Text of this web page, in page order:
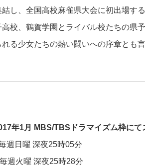
し、全国高校麻雀県大会に初出場す
校、鶴賀学園とライバル校たちの県
る少女たちの熱い闘いへの序章とも
年1月 MBS/TBSドラマイズム枠にて
週日曜 深夜25時05分
週火曜 深夜25時28分